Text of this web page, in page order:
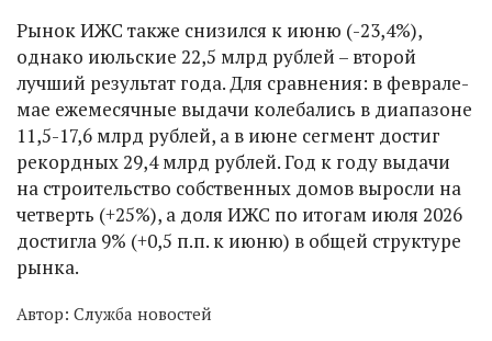
Рынок ИЖС также снизился к июню (-23,4%),
однако июльские 22,5 млрд рублей – второй
лучший результат года. Для сравнения: в феврале-
мае ежемесячные выдачи колебались в диапазоне
11,5-17,6 млрд рублей, а в июне сегмент достиг
рекордных 29,4 млрд рублей. Год к году выдачи
на строительство собственных домов выросли на
четверть (+25%), а доля ИЖС по итогам июля 2026
достигла 9% (+0,5 п.п. к июню) в общей структуре
рынка.
Автор: Служба новостей